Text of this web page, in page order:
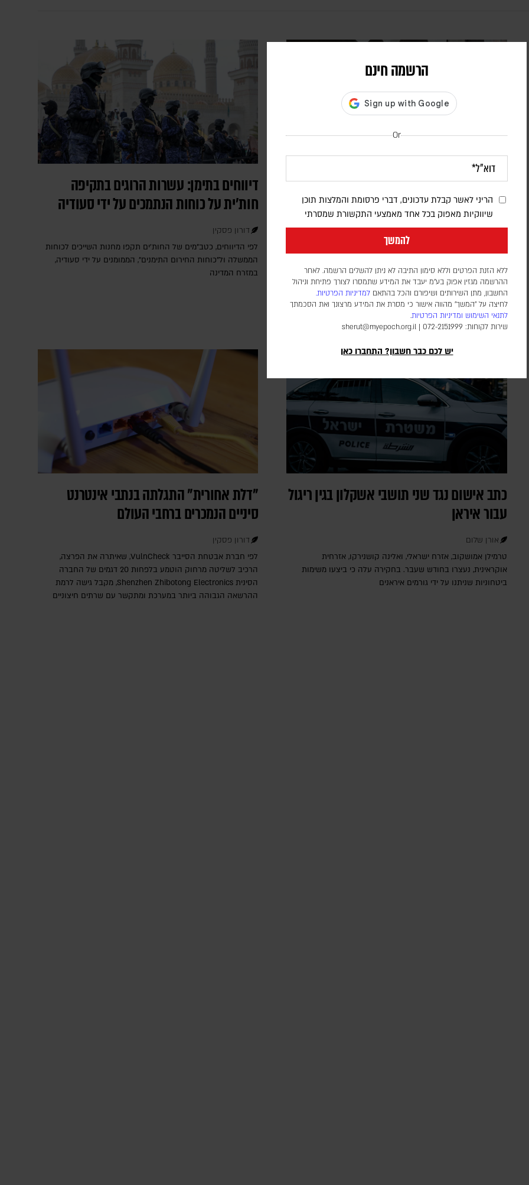
הרשמה חינם
Or
הריני לאשר קבלת עדכונים, דברי פרסומת והמלצות תוכן
שיווקיות מאפוק בכל אחד מאמצעי התקשורת שמסרתי
להמשך
ללא הזנת הפרטים וללא סימון התיבה לא ניתן להשלים הרשמה. לאחר
ההרשמה מגזין אפוק בע״מ יעבד את המידע שתמסרו לצורך פתיחת וניהול
החשבון, מתן השירותים ושיפורם והכל בהתאם למדיניות הפרטיות.
לחיצה על "המשך" מהווה אישור כי מסרת את המידע מרצונך ואת הסכמתך
לתנאי השימוש ומדיניות הפרטיות.
שירות לקוחות: 072-2151999 |
sherut@myepoch.org.il
יש לכם כבר חשבון? התחברו כאן
דיווח: חודשים לפני המלחמה באיראן,
הפנטגון זיהה נקודת תורפה בתעשיית הנשק
האמריקנית
לפי סוכנות הידיעות בלומברג, סימולטור מלחמה שערך הפנטגון
בחודש יולי 2025, התריע מפני תלות מסוכנת באלומיניום בטוהר
גבוה. התקיפות במפרץ הפכו את התרחיש התיאורטי למשבר
אספקה ממשי
דיווחים בתימן: עשרות הרוגים בתקיפה
חות'ית על כוחות הנתמכים על ידי סעודיה
דורון פסקין
לפי הדיווחים, כטב"מים של החות'ים תקפו מחנות השייכים לכוחות
הממשלה ול"כוחות החירום התימנים", הממומנים על ידי סעודיה,
במזרח המדינה
כתב אישום נגד שני תושבי אשקלון בגין ריגול
עבור איראן
אורן שלום
טרמילן אמושקוב, אזרח ישראלי, ואלינה קושנירקו, אזרחית
אוקראינית, נעצרו בחודש שעבר. בחקירה עלה כי ביצעו משימות
ביטחוניות שניתנו על ידי גורמים איראנים
"דלת אחורית" התגלתה בנתבי אינטרנט
סיניים הנמכרים ברחבי העולם
דורון פסקין
לפי חברת אבטחת הסייבר VulnCheck‎, שאיתרה את הפרצה,
הרכיב לשליטה מרחוק הוטמע בלפחות 20 דגמים של החברה
הסינית Shenzhen Zhibotong Electronics‎, מקבל גישה לרמת
ההרשאה הגבוהה ביותר במערכת ומתקשר עם שרתים חיצוניים